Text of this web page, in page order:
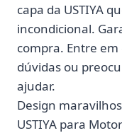
capa da USTIYA
incondicional.
compra. Entre
dúvidas ou
ajudar.
Design
USTIYA para